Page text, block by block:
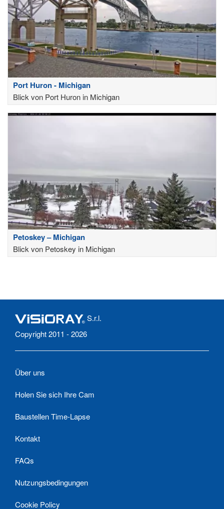
Port Huron - Michigan
Blick von Port Huron in Michigan
Petoskey – Michigan
Blick von Petoskey in Michigan
S.r.l.
Copyright 2011 - 2026
Über uns
Holen Sie sich Ihre Cam
Baustellen Time-Lapse
Kontakt
FAQs
Nutzungsbedingungen
Cookie Policy